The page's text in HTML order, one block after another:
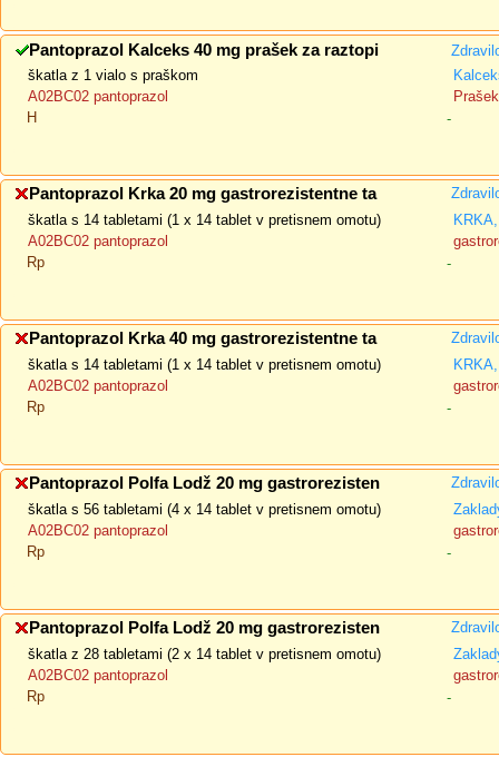
Pantoprazol Kalceks 40 mg prašek za raztopi
škatla z 1 vialo s praškom
A02BC02 pantoprazol
H
-
Pantoprazol Krka 20 mg gastrorezistentne ta
škatla s 14 tabletami (1 x 14 tablet v pretisnem omotu)
A02BC02 pantoprazol
Rp
-
Pantoprazol Krka 40 mg gastrorezistentne ta
škatla s 14 tabletami (1 x 14 tablet v pretisnem omotu)
A02BC02 pantoprazol
Rp
-
Pantoprazol Polfa Lodž 20 mg gastrorezisten
škatla s 56 tabletami (4 x 14 tablet v pretisnem omotu)
A02BC02 pantoprazol
Rp
-
Pantoprazol Polfa Lodž 20 mg gastrorezisten
škatla z 28 tabletami (2 x 14 tablet v pretisnem omotu)
A02BC02 pantoprazol
Rp
-